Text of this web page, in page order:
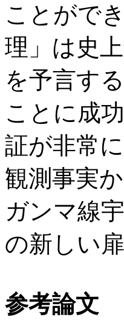
ことがで
理」は史
を予言す
ことに成
証が非常
観測事実
ガンマ線
の新しい
参考論文